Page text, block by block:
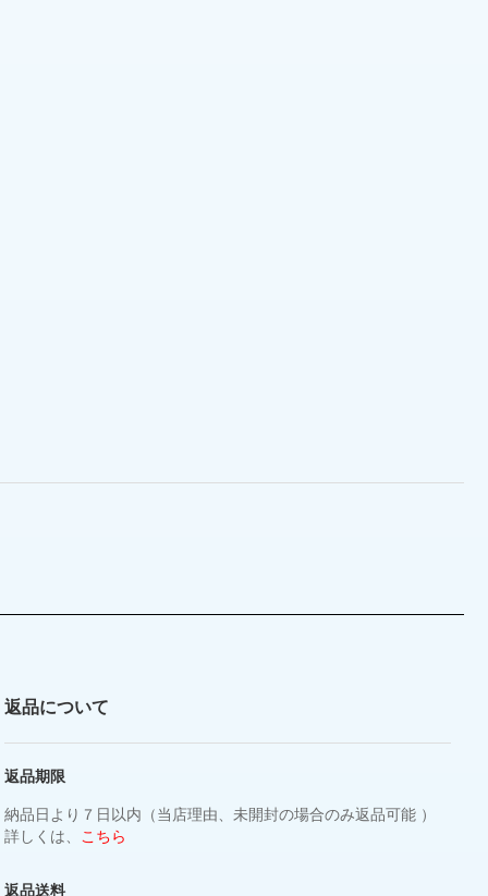
返品について
返品期限
納品日より７日以内（当店理由、未開封の場合のみ返品可能 ）
詳しくは、
こちら
返品送料